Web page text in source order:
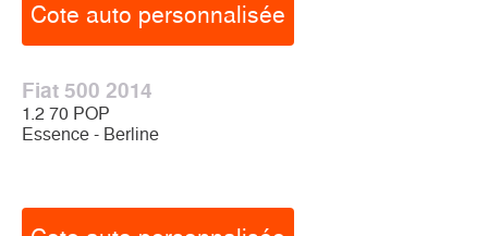
Cote auto personnalisée
Fiat 500 2014
1.2 70 POP
Essence - Berline